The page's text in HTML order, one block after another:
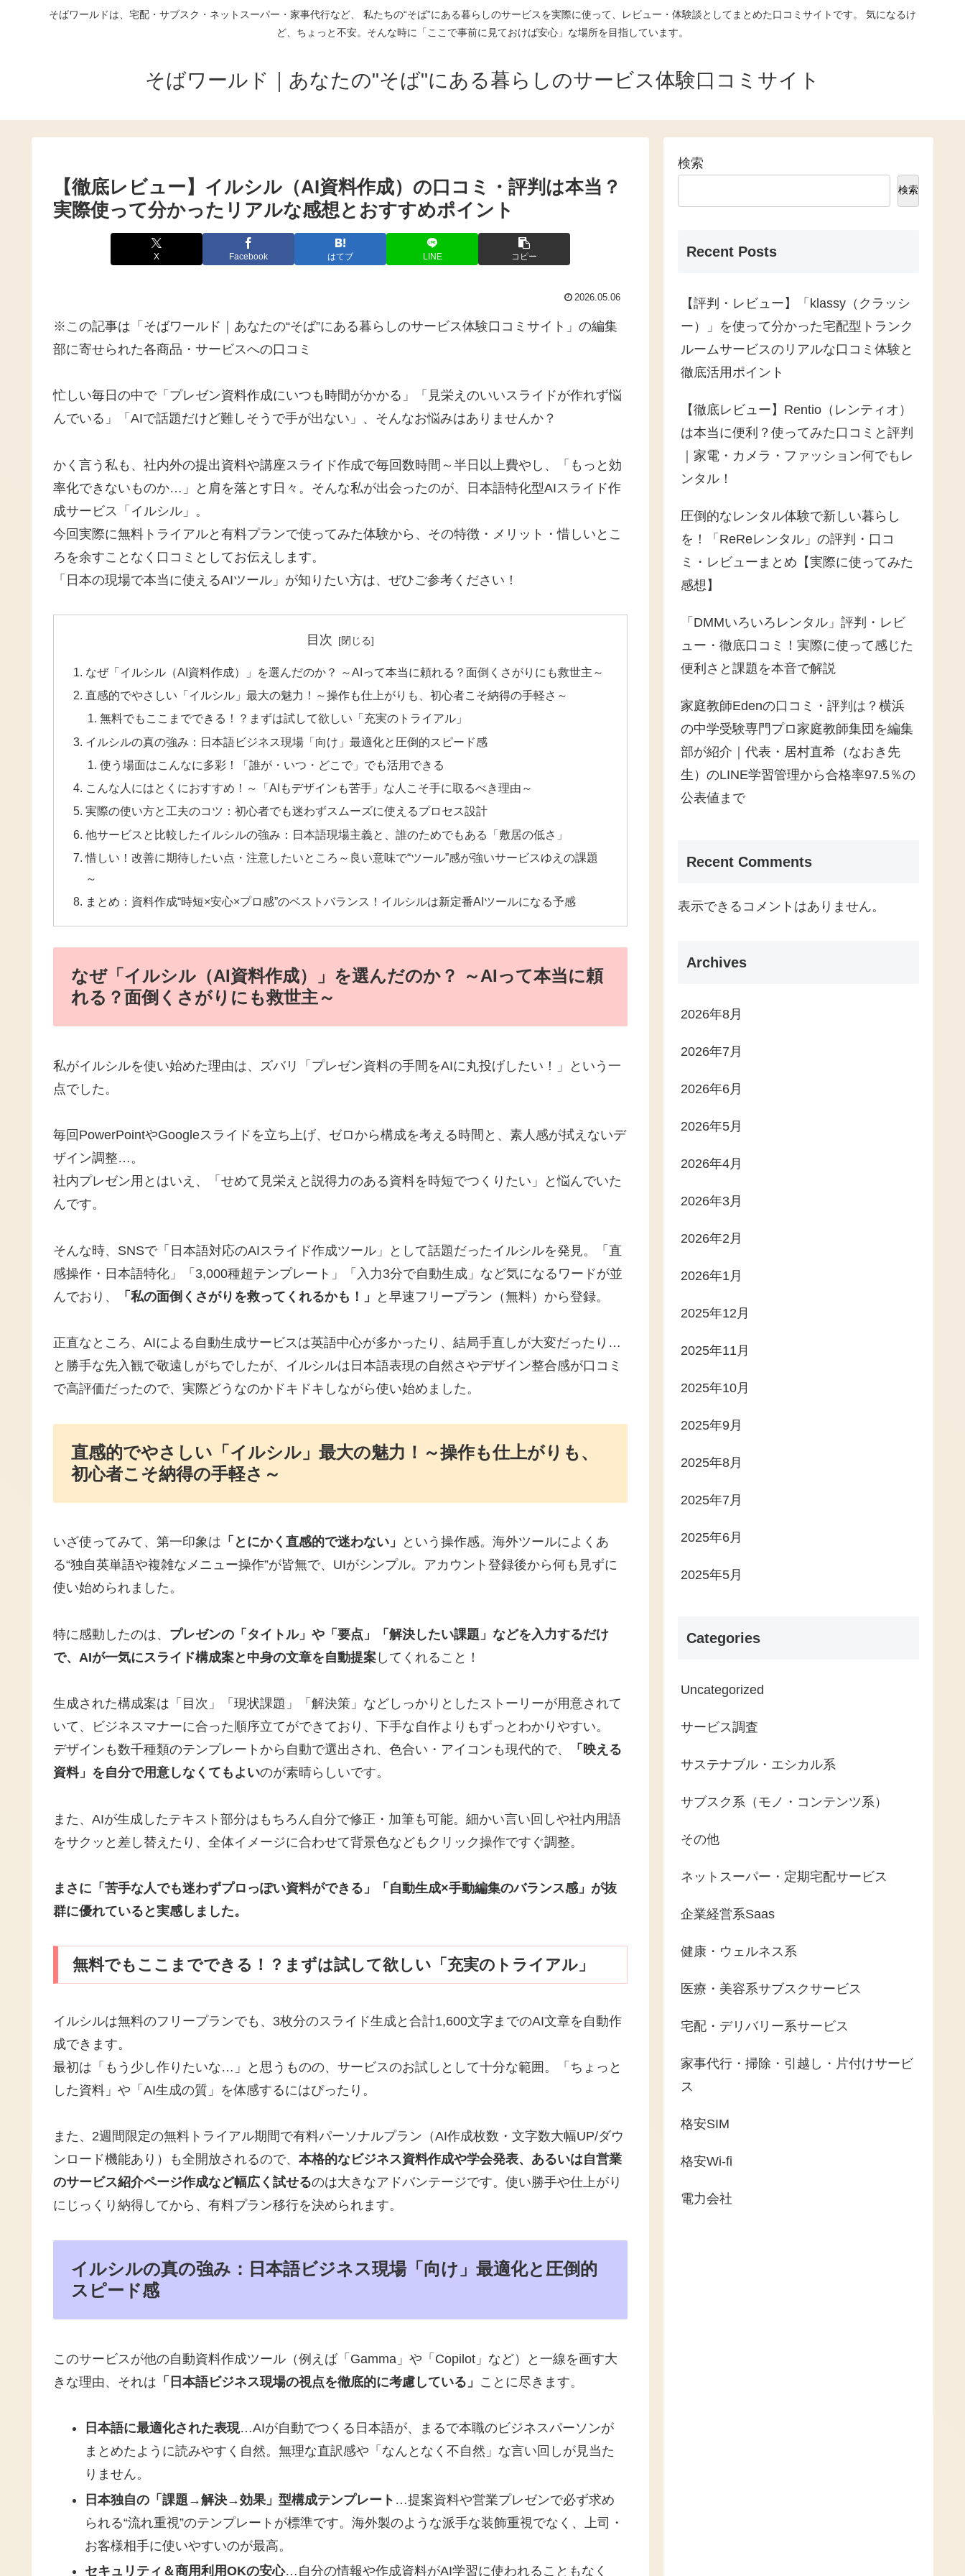
そばワールドは、宅配・サブスク・ネットスーパー・家事代行など、 私たちの“そば”にある暮らしのサービスを実際に使って、レビュー・体験談としてまとめた口コミサイトです。 気になるけ
ど、ちょっと不安。そんな時に「ここで事前に見ておけば安心」な場所を目指しています。
そばワールド｜あなたの"そば"にある暮らしのサービス体験口コミサイト
【徹底レビュー】イルシル（AI資料作成）の口コミ・評判は本当？
実際使って分かったリアルな感想とおすすめポイント
X Facebook はてブ LINE コピー
2026.05.06
※この記事は「そばワールド｜あなたの“そば”にある暮らしのサービス体験口コミサイト」の編集
部に寄せられた各商品・サービスへの口コミ
忙しい毎日の中で「プレゼン資料作成にいつも時間がかかる」「見栄えのいいスライドが作れず悩
んでいる」「AIで話題だけど難しそうで手が出ない」、そんなお悩みはありませんか？
かく言う私も、社内外の提出資料や講座スライド作成で毎回数時間～半日以上費やし、「もっと効
率化できないものか…」と肩を落とす日々。そんな私が出会ったのが、日本語特化型AIスライド作
成サービス「イルシル」。
今回実際に無料トライアルと有料プランで使ってみた体験から、その特徴・メリット・惜しいとこ
ろを余すことなく口コミとしてお伝えします。
「日本の現場で本当に使えるAIツール」が知りたい方は、ぜひご参考ください！
目次
なぜ「イルシル（AI資料作成）」を選んだのか？ ～AIって本当に頼れる？面倒くさがりにも救世主～
直感的でやさしい「イルシル」最大の魅力！～操作も仕上がりも、初心者こそ納得の手軽さ～
無料でもここまでできる！？まずは試して欲しい「充実のトライアル」
イルシルの真の強み：日本語ビジネス現場「向け」最適化と圧倒的スピード感
使う場面はこんなに多彩！「誰が・いつ・どこで」でも活用できる
こんな人にはとくにおすすめ！～「AIもデザインも苦手」な人こそ手に取るべき理由～
実際の使い方と工夫のコツ：初心者でも迷わずスムーズに使えるプロセス設計
他サービスと比較したイルシルの強み：日本語現場主義と、誰のためでもある「敷居の低さ」
惜しい！改善に期待したい点・注意したいところ～良い意味で“ツール”感が強いサービスゆえの課題
～
まとめ：資料作成“時短×安心×プロ感”のベストバランス！イルシルは新定番AIツールになる予感
なぜ「イルシル（AI資料作成）」を選んだのか？ ～AIって本当に頼
れる？面倒くさがりにも救世主～
私がイルシルを使い始めた理由は、ズバリ「プレゼン資料の手間をAIに丸投げしたい！」という一
点でした。
毎回PowerPointやGoogleスライドを立ち上げ、ゼロから構成を考える時間と、素人感が拭えないデ
ザイン調整…。
社内プレゼン用とはいえ、「せめて見栄えと説得力のある資料を時短でつくりたい」と悩んでいた
んです。
そんな時、SNSで「日本語対応のAIスライド作成ツール」として話題だったイルシルを発見。「直
感操作・日本語特化」「3,000種超テンプレート」「入力3分で自動生成」など気になるワードが並
んでおり、
「私の面倒くさがりを救ってくれるかも！」 と早速フリープラン（無料）から登録。
正直なところ、AIによる自動生成サービスは英語中心が多かったり、結局手直しが大変だったり…
と勝手な先入観で敬遠しがちでしたが、イルシルは日本語表現の自然さやデザイン整合感が口コミ
で高評価だったので、実際どうなのかドキドキしながら使い始めました。
直感的でやさしい「イルシル」最大の魅力！～操作も仕上がりも、
初心者こそ納得の手軽さ～
いざ使ってみて、第一印象は 「とにかく直感的で迷わない」
という操作感。海外ツールによくあ
る“独自英単語や複雑なメニュー操作”が皆無で、UIがシンプル。アカウント登録後から何も見ずに
使い始められました。
特に感動したのは、 プレゼンの「タイトル」や「要点」「解決したい課題」などを入力するだけ
で、AIが一気にスライド構成案と中身の文章を自動提案 してくれること！
生成された構成案は「目次」「現状課題」「解決策」などしっかりとしたストーリーが用意されて
いて、ビジネスマナーに合った順序立てができており、下手な自作よりもずっとわかりやすい。
デザインも数千種類のテンプレートから自動で選出され、色合い・アイコンも現代的で、
「映える
資料」を自分で用意しなくてもよいのが素晴らしいです。
また、AIが生成したテキスト部分はもちろん自分で修正・加筆も可能。細かい言い回しや社内用語
をサクッと差し替えたり、全体イメージに合わせて背景色などもクリック操作ですぐ調整。
まさに「苦手な人でも迷わずプロっぽい資料ができる」「自動生成×手動編集のバランス感」が抜
群に優れていると実感しました。
無料でもここまでできる！？まずは試して欲しい「充実のトライアル」
イルシルは無料のフリープランでも、3枚分のスライド生成と合計1,600文字までのAI文章を自動作
成できます。
最初は「もう少し作りたいな…」と思うものの、サービスのお試しとして十分な範囲。「ちょっと
した資料」や「AI生成の質」を体感するにはぴったり。
また、2週間限定の無料トライアル期間で有料パーソナルプラン（AI作成枚数・文字数大幅UP/ダウ
ンロード機能あり）も全開放されるので、 本格的なビジネス資料作成や学会発表、あるいは自営業
のサービス紹介ページ作成など幅広く試せるのは大きなアドバンテージです。使い勝手や仕上がり
にじっくり納得してから、有料プラン移行を決められます。
イルシルの真の強み：日本語ビジネス現場「向け」最適化と圧倒的
スピード感
このサービスが他の自動資料作成ツール（例えば「Gamma」や「Copilot」など）と一線を画す大
きな理由、それは 「日本語ビジネス現場の視点を徹底的に考慮している」 ことに尽きます。
日本語に最適化された表現…AIが自動でつくる日本語が、まるで本職のビジネスパーソンが
まとめたように読みやすく自然。無理な直訳感や「なんとなく不自然」な言い回しが見当た
りません。
日本独自の「課題→解決→効果」型構成テンプレート …提案資料や営業プレゼンで必ず求め
られる“流れ重視”のテンプレートが標準です。海外製のような派手な装飾重視でなく、上司・
お客様相手に使いやすいのが最高。
セキュリティ＆商用利用OKの安心…自分の情報や作成資料がAI学習に使われることもなく
検索
検索
Recent Posts
【評判・レビュー】「klassy（クラッシ
ー）」を使って分かった宅配型トランク
ルームサービスのリアルな口コミ体験と
徹底活用ポイント
【徹底レビュー】Rentio（レンティオ）
は本当に便利？使ってみた口コミと評判
｜家電・カメラ・ファッション何でもレ
ンタル！
圧倒的なレンタル体験で新しい暮らし
を！「ReReレンタル」の評判・口コ
ミ・レビューまとめ【実際に使ってみた
感想】
「DMMいろいろレンタル」評判・レビ
ュー・徹底口コミ！実際に使って感じた
便利さと課題を本音で解説
家庭教師Edenの口コミ・評判は？横浜
の中学受験専門プロ家庭教師集団を編集
部が紹介｜代表・居村直希（なおき先
生）のLINE学習管理から合格率97.5％の
公表値まで
Recent Comments
表示できるコメントはありません。
Archives
2026年8月
2026年7月
2026年6月
2026年5月
2026年4月
2026年3月
2026年2月
2026年1月
2025年12月
2025年11月
2025年10月
2025年9月
2025年8月
2025年7月
2025年6月
2025年5月
Categories
Uncategorized
サービス調査
サステナブル・エシカル系
サブスク系（モノ・コンテンツ系）
その他
ネットスーパー・定期宅配サービス
企業経営系Saas
健康・ウェルネス系
医療・美容系サブスクサービス
宅配・デリバリー系サービス
家事代行・掃除・引越し・片付けサービ
ス
格安SIM
格安Wi-fi
電力会社